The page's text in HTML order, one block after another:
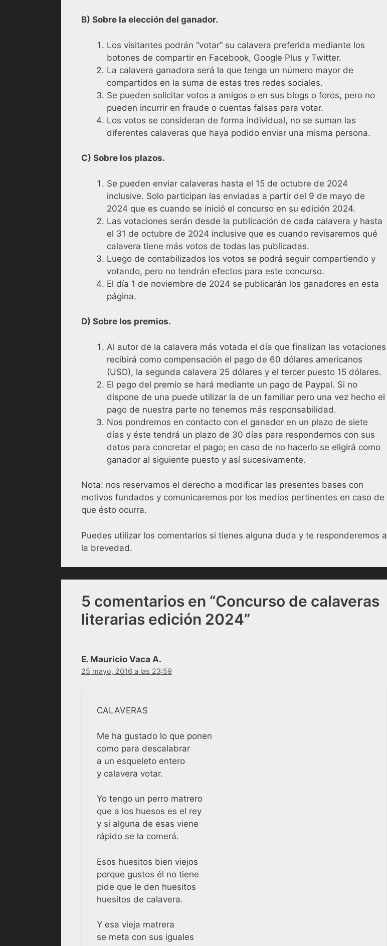
B) Sobre la elección del ganador.
Los visitantes podrán “votar” su calavera preferida mediante los
botones de compartir en Facebook, Google Plus y Twitter.
La calavera ganadora será la que tenga un número mayor de
compartidos en la suma de estas tres redes sociales.
Se pueden solicitar votos a amigos o en sus blogs o foros, pero no
pueden incurrir en fraude o cuentas falsas para votar.
Los votos se consideran de forma individual, no se suman las
diferentes calaveras que haya podido enviar una misma persona.
C) Sobre los plazos.
Se pueden enviar calaveras hasta el 15 de octubre de 2024
inclusive. Solo participan las enviadas a partir del 9 de mayo de
2024 que es cuando se inició el concurso en su edición 2024.
Las votaciones serán desde la publicación de cada calavera y hasta
el 31 de octubre de 2024 inclusive que es cuando revisaremos qué
calavera tiene más votos de todas las publicadas.
Luego de contabilizados los votos se podrá seguir compartiendo y
votando, pero no tendrán efectos para este concurso.
El día 1 de noviembre de 2024 se publicarán los ganadores en esta
página.
D) Sobre los premios.
Al autor de la calavera más votada el día que finalizan las votaciones
recibirá como compensación el pago de 60 dólares americanos
(USD), la segunda calavera 25 dólares y el tercer puesto 15 dólares.
El pago del premio se hará mediante un pago de Paypal. Si no
dispone de una puede utilizar la de un familiar pero una vez hecho el
pago de nuestra parte no tenemos más responsabilidad.
Nos pondremos en contacto con el ganador en un plazo de siete
días y éste tendrá un plazo de 30 días para respondernos con sus
datos para concretar el pago; en caso de no hacerlo se eligirá como
ganador al siguiente puesto y así sucesivamente.
Nota: nos reservamos el derecho a modificar las presentes bases con
motivos fundados y comunicaremos por los medios pertinentes en caso de
que ésto ocurra.
Puedes utilizar los comentarios si tienes alguna duda y te responderemos a
la brevedad.
5 comentarios en “Concurso de calaveras
literarias edición 2024”
E. Mauricio Vaca A.
25 mayo, 2016 a las 23:59
CALAVERAS
Me ha gustado lo que ponen
como para descalabrar
a un esqueleto entero
y calavera votar.
Yo tengo un perro matrero
que a los huesos es el rey
y si alguna de esas viene
rápido se la comerá.
Esos huesitos bien viejos
porque gustos él no tiene
pide que le den huesitos
huesitos de calavera.
Y esa vieja matrera
se meta con sus iguales